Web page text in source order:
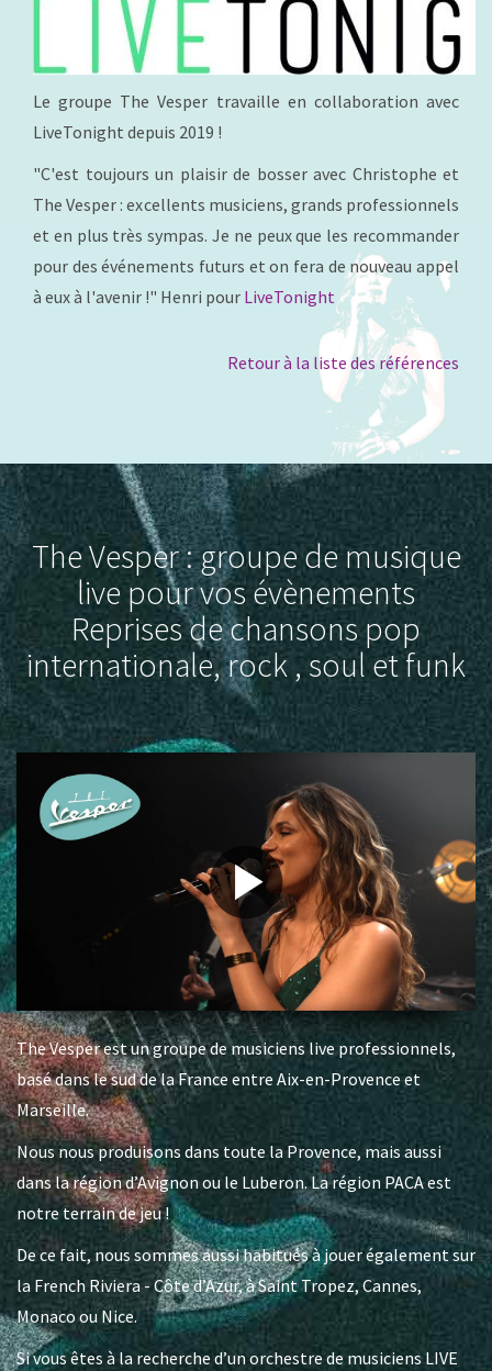
Le groupe The Vesper travaille en collaboration avec
LiveTonight depuis 2019 !
"C'est toujours un plaisir de bosser avec Christophe et
The Vesper : excellents musiciens, grands professionnels
et en plus très sympas. Je ne peux que les recommander
pour des événements futurs et on fera de nouveau appel
à eux à l'avenir !" Henri pour LiveTonight
Retour à la liste des références
The Vesper : groupe de musique
live pour vos évènements
Reprises de chansons pop
internationale, rock , soul et funk
The Vesper est un groupe de musiciens live professionnels,
basé dans le sud de la France entre Aix-en-Provence et
Marseille.
Nous nous produisons dans toute la Provence, mais aussi
dans la région d’Avignon ou le Luberon. La région PACA est
notre terrain de jeu !
De ce fait, nous sommes aussi habitués à jouer également sur
la French Riviera - Côte d’Azur, à Saint Tropez, Cannes,
Monaco ou Nice.
Si vous êtes à la recherche d’un orchestre de musiciens LIVE